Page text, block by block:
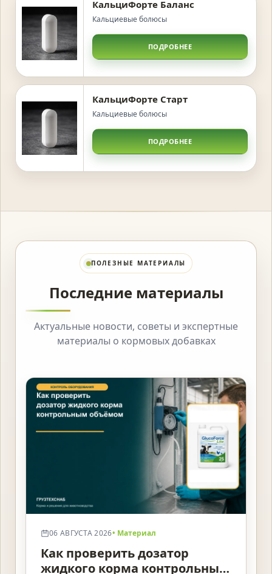
КальциФорте Баланс
Кальциевые болюсы
ПОДРОБНЕЕ
КальциФорте Старт
Кальциевые болюсы
ПОДРОБНЕЕ
ПОЛЕЗНЫЕ МАТЕРИАЛЫ
Последние материалы
Актуальные новости, советы и экспертные
материалы о кормовых добавках
06 АВГУСТА 2026• Материал
Как проверить дозатор
жидкого корма контрольным